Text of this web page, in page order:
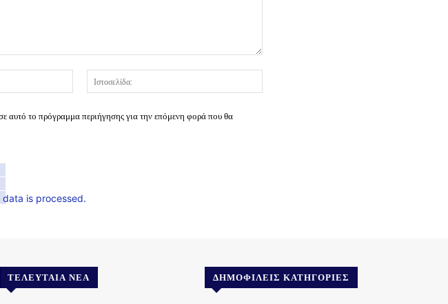
Email:*
αυτό το πρόγραμμα περιήγησης για την επόμενη φορά που θα
is processed.
ΤΕΛΕΥΤΑΊΑ ΝΈΑ ΔΗΜΟΦΙΛΕΊΣ ΚΑΤΗΓΟΡΊΕΣ